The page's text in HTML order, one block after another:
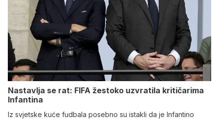
Nastavlja se rat: FIFA žestoko uzvratila kritičarima
Infantina
Iz svjetske kuće fudbala posebno su istakli da je Infantino